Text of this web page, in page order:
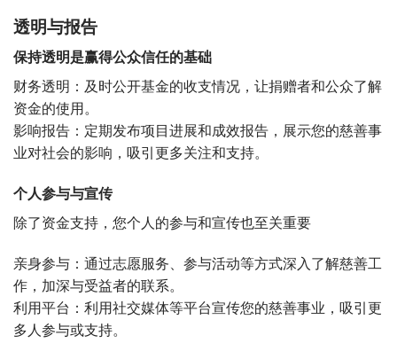
透明与报告
保持透明是赢得公众信任的基础
财务透明：及时公开基金的收支情况，让捐赠者和公众了解
资金的使用。
影响报告：定期发布项目进展和成效报告，展示您的慈善事
业对社会的影响，吸引更多关注和支持。
个人参与与宣传
除了资金支持，您个人的参与和宣传也至关重要
亲身参与：通过志愿服务、参与活动等方式深入了解慈善工
作，加深与受益者的联系。
利用平台：利用社交媒体等平台宣传您的慈善事业，吸引更
多人参与或支持。